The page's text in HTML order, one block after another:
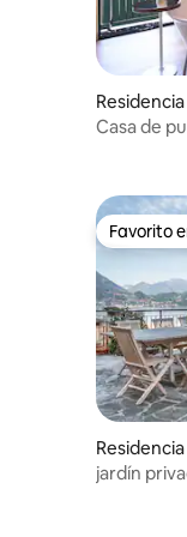
o
Casa de
Favorito
Favorito
jardín